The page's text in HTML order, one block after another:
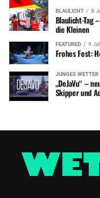
BLAULICHT 8
Blaulicht-Tag
die Kleinen
FEATURED 9
Frohes Fest:
JUNGES WETTER
„DeJaVu“ –
Skipper und